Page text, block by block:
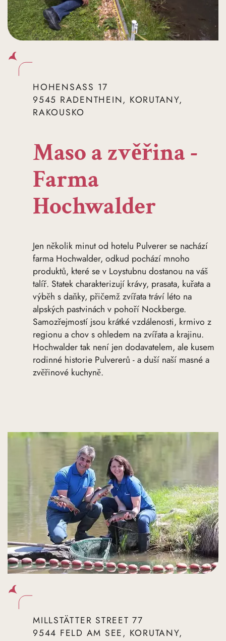
HOHENSASS 17
9545 RADENTHEIN, KORUTANY,
RAKOUSKO
Maso a zvěřina -
Farma
Hochwalder
Jen několik minut od hotelu Pulverer se nachází
farma Hochwalder, odkud pochází mnoho
produktů, které se v Loystubnu dostanou na váš
talíř. Statek charakterizují krávy, prasata, kuřata a
výběh s daňky, přičemž zvířata tráví léto na
alpských pastvinách v pohoří Nockberge.
Samozřejmostí jsou krátké vzdálenosti, krmivo z
regionu a chov s ohledem na zvířata a krajinu.
Hochwalder tak není jen dodavatelem, ale kusem
rodinné historie Pulvererů - a duší naší masné a
zvěřinové kuchyně.
MILLSTÄTTER STREET 77
9544 FELD AM SEE, KORUTANY,